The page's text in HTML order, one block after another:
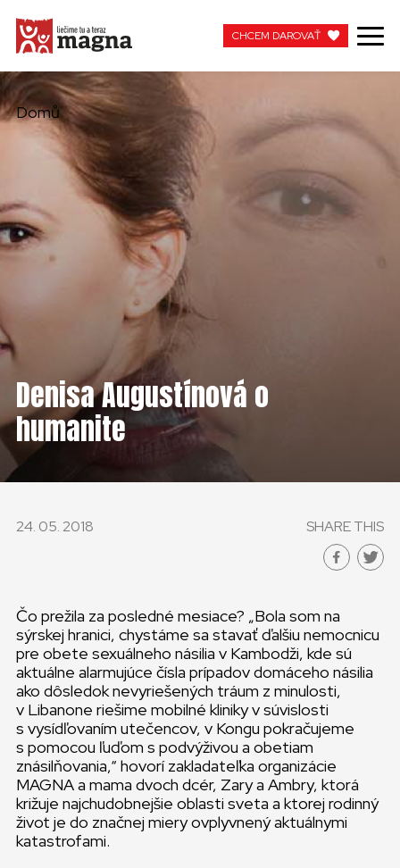
MOJA MAGNA
PRACUJTE S NAMI
CHCEM DAROVAŤ
Domů
Denisa Augustínová o
humanite
24. 05. 2018 SHARE THIS
Čo prežila za posledné mesiace? „Bola som na
sýrskej hranici, chystáme sa stavať ďalšiu nemocnicu
pre obete sexuálneho násilia v Kambodži, kde sú
aktuálne alarmujúce čísla prípadov domáceho násilia
ako dôsledok nevyriešených tráum z minulosti,
v Libanone riešime mobilné kliniky v súvislosti
s vysídľovaním utečencov, v Kongu pokračujeme
s pomocou ľuďom s podvýživou a obetiam
znásilňovania,“ hovorí zakladateľka organizácie
MAGNA a mama dvoch dcér, Zary a Ambry, ktorá
križuje najchudobnejšie oblasti sveta a ktorej rodinný
život je do značnej miery ovplyvnený aktuálnymi
katastrofami.